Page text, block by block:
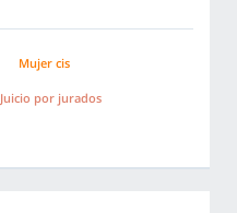
Mujer cis
Juicio por jurados